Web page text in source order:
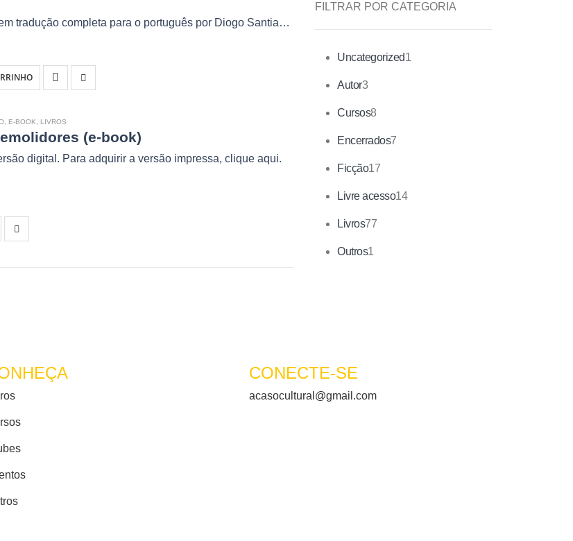
tradução completa para o português por Diogo Santiago,
E-BOOK LIVROS
(e-book)
digital. Para adquirir a versão impressa, clique aqui.
FILTRAR POR CATEGORIA
Uncategorized1
Autor3
Cursos8
Encerrados7
Ficção17
Livre acesso14
Livros77
Outros1
CONECTE-SE
acasocultural@gmail.com